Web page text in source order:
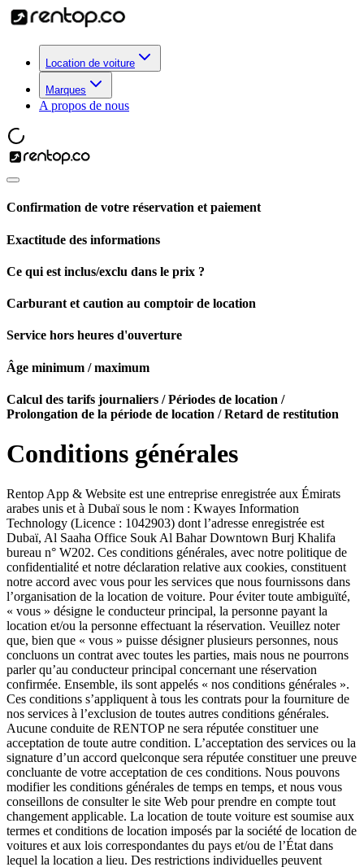
Location de voiture
Marques
A propos de nous
Confirmation de votre réservation et paiement
Exactitude des informations
Ce qui est inclus/exclu dans le prix ?
Carburant et caution au comptoir de location
Service hors heures d'ouverture
Âge minimum / maximum
Calcul des tarifs journaliers / Périodes de location /
Prolongation de la période de location / Retard de restitution
Conditions générales
Rentop App & Website est une entreprise enregistrée aux Émirats
arabes unis et à Dubaï sous le nom : Kwayes Information
Technology (Licence : 1042903) dont l’adresse enregistrée est
Dubaï, Al Saaha Office Souk Al Bahar Downtown Burj Khalifa
bureau n° W202. Ces conditions générales, avec notre politique de
confidentialité et notre déclaration relative aux cookies, constituent
notre accord avec vous pour les services que nous fournissons dans
l’organisation de la location de voiture. Pour éviter toute ambiguïté,
« vous » désigne le conducteur principal, la personne payant la
location et/ou la personne effectuant la réservation. Veuillez noter
que, bien que « vous » puisse désigner plusieurs personnes, nous
concluons un contrat avec toutes les parties, mais nous ne pourrons
parler qu’au conducteur principal concernant une réservation
confirmée. Ensemble, ils sont appelés « nos conditions générales ».
Ces conditions s’appliquent à tous les contrats pour la fourniture de
nos services à l’exclusion de toutes autres conditions générales.
Aucune conduite de RENTOP ne sera réputée constituer une
acceptation de toute autre condition. L’acceptation des services ou la
signature d’un accord quelconque sera réputée constituer une preuve
concluante de votre acceptation de ces conditions. Nous pouvons
modifier les conditions générales de temps en temps, et nous vous
conseillons de consulter le site Web pour prendre en compte tout
changement applicable. La location de toute voiture est soumise aux
termes et conditions de location imposés par la société de location de
voitures et aux lois correspondantes du pays et/ou de l’État dans
lequel la location a lieu. Des restrictions individuelles peuvent